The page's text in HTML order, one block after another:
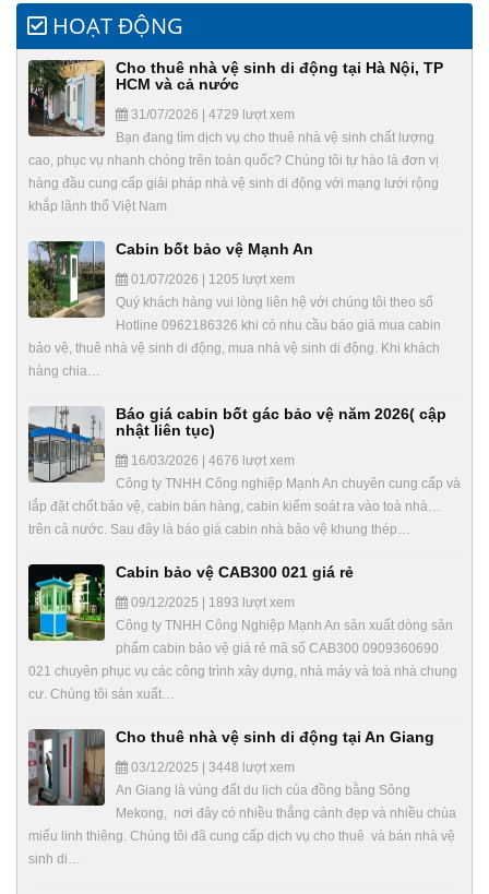
HOẠT ĐỘNG
Cho thuê nhà vệ sinh di động tại Hà Nội, TP
HCM và cả nước
31/07/2026 | 4729 lượt xem
Bạn đang tìm dịch vụ cho thuê nhà vệ sinh chất lượng
cao, phục vụ nhanh chóng trên toàn quốc? Chúng tôi tự hào là đơn vị
hàng đầu cung cấp giải pháp nhà vệ sinh di động với mạng lưới rộng
khắp lãnh thổ Việt Nam
Cabin bốt bảo vệ Mạnh An
01/07/2026 | 1205 lượt xem
Quý khách hàng vui lòng liên hệ với chúng tôi theo số
Hotline 0962186326 khi có nhu cầu báo giá mua cabin
bảo vệ, thuê nhà vệ sinh di động, mua nhà vệ sinh di động. Khi khách
hàng chia…
Báo giá cabin bốt gác bảo vệ năm 2026( cập
nhật liên tục)
16/03/2026 | 4676 lượt xem
Công ty TNHH Công nghiệp Mạnh An chuyên cung cấp và
lắp đặt chốt bảo vệ, cabin bán hàng, cabin kiểm soát ra vào toà nhà…
trên cả nước. Sau đây là báo giá cabin nhà bảo vệ khung thép…
Cabin bảo vệ CAB300 021 giá rẻ
09/12/2025 | 1893 lượt xem
Công ty TNHH Công Nghiệp Mạnh An sản xuất dòng sản
phẩm cabin bảo vệ giá rẻ mã số CAB300 0909360690
021 chuyên phục vụ các công trình xây dựng, nhà máy và toà nhà chung
cư. Chúng tôi sản xuất…
Cho thuê nhà vệ sinh di động tại An Giang
03/12/2025 | 3448 lượt xem
An Giang là vùng đất du lịch của đồng bằng Sông
Mekong, nơi đây có nhiều thắng cảnh đẹp và nhiều chùa
miếu linh thiêng. Chúng tôi đã cung cấp dịch vụ cho thuê và bán nhà vệ
sinh di…